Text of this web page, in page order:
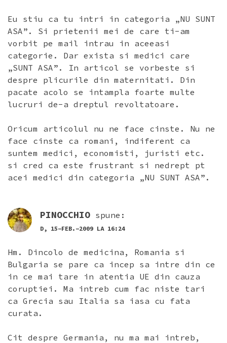
Eu stiu ca tu intri in categoria „NU SUNT
ASA”. Si prietenii mei de care ti-am
vorbit pe mail intrau in aceeasi
categorie. Dar exista si medici care
„SUNT ASA”. In articol se vorbeste si
despre plicurile din maternitati. Din
pacate acolo se intampla foarte multe
lucruri de-a dreptul revoltatoare.
Oricum articolul nu ne face cinste. Nu ne
face cinste ca romani, indiferent ca
suntem medici, economisti, juristi etc.
si cred ca este frustrant si nedrept pt
acei medici din categoria „NU SUNT ASA”.
PINOCCHIO spune:
D, 15-FEB.-2009 LA 16:24
Hm. Dincolo de medicina, Romania si
Bulgaria se pare ca incep sa intre din ce
in ce mai tare in atentia UE din cauza
coruptiei. Ma intreb cum fac niste tari
ca Grecia sau Italia sa iasa cu fata
curata.
Cit despre Germania, nu ma mai intreb,